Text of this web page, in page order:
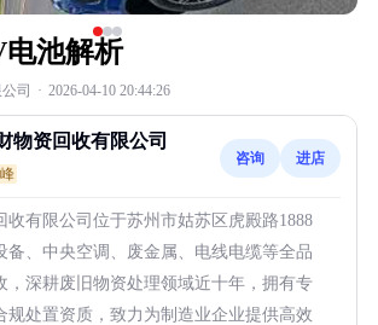
电池解析
司 · 2026-04-10 20:44:26
物资回收有限公司
咨询 进店
收有限公司位于苏州市姑苏区虎殿路1888
备、中央空调、废金属、电线电缆等全品
，深耕废旧物资处理领域近十年，拥有专
规处置资质，致力为制造业企业提供高效